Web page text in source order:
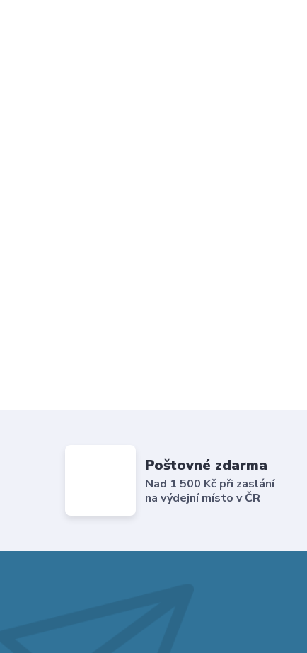
Poštovné zdarma
Nad 1 500 Kč při zaslání
na výdejní místo v ČR